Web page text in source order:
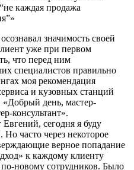
каждая продажа
значимость своей
уже при первом
что перед ним
специалистов правильно
моя рекомендация
и кузовных станций
«Добрый день, мастер-
консультант».
сегодня я буду
часто через некоторое
верное попадание
к каждому клиенту
новому сотрудников. Было